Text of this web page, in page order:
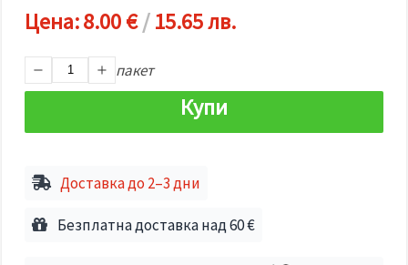
използваме
всички
натиснеш
"Приеми
посочиш
"Настройки",
дадения
Цена:8.00 €/15.65 лв.
пакет
Купи
Доставка до 2–3 дни
Безплатна доставка над 60 €